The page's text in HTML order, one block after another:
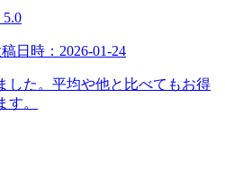
5.0
日時： 2026-01-24
した。平均や他と比べてもお得
。